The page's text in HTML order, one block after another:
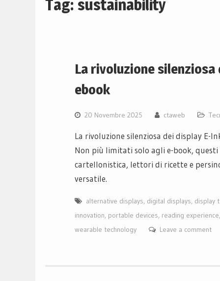
Tag: sustainability
La rivoluzione
ebook
20 Novembre 2025 ctaweb
La rivoluzione silenziosa dei display E-
Non più limitati solo agli e-book,
cartellonistica, lettori di ricette e
versatile.
alternative displays, digital displays, display
innovation, portable devices, reading experience
wearable technology
Leave a comment